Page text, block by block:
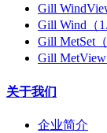
Gill
Gill Wind（
Gill MetSet
Gill
关于我们
企业简介